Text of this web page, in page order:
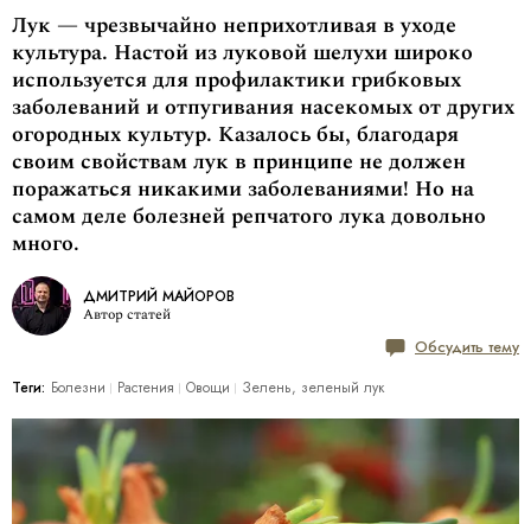
Лук — чрезвычайно неприхотливая в уходе
культура. Настой из луковой шелухи широко
используется для профилактики грибковых
заболеваний и отпугивания насекомых от других
огородных культур. Казалось бы, благодаря
своим свойствам лук в принципе не должен
поражаться никакими заболеваниями! Но на
самом деле болезней репчатого лука довольно
много.
ДМИТРИЙ МАЙОРОВ
Автор статей
Обсудить тему
Теги: Болезни Растения Овощи Зелень, зеленый лук